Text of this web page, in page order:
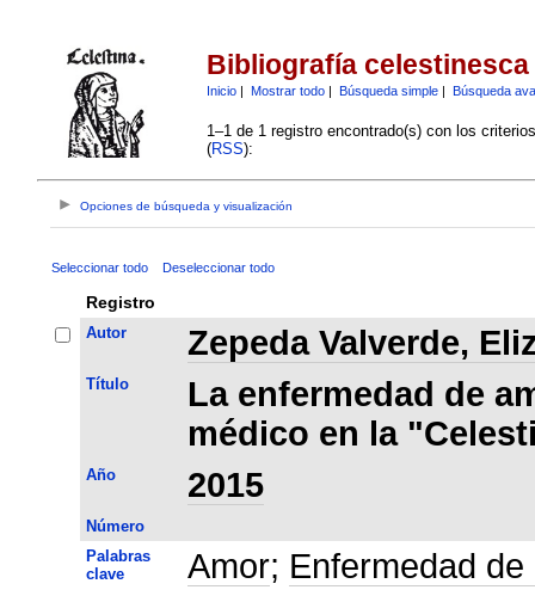
Bibliografía celestinesca
Inicio| Mostrar todo| Búsqueda simple| Búsqueda
1–1 de 1 registro encontrado(s) con los
(RSS):
Opciones de búsqueda y visualización
Seleccionar todo Deseleccionar todo
Registro
Autor Zepeda Valverde,
Título
La enfermedad de
médico en la
Año 2015
Número
Palabras
clave
Amor; Enfermedad de